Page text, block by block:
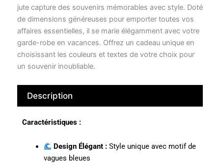
jute capture des souvenirs mémorables avec style. Doté
de dimensions généreuses pour emporter toutes vos
affaires essentielles, il se marie élégamment avec votre
garde-robe en vacances. Offrez un cadeau unique en
choisissant les couleurs et textes de votre choix pour
un souvenir inoubliable.
Description
Caractéristiques :
Design Élégant : Style unique avec motif de
vagues bleues